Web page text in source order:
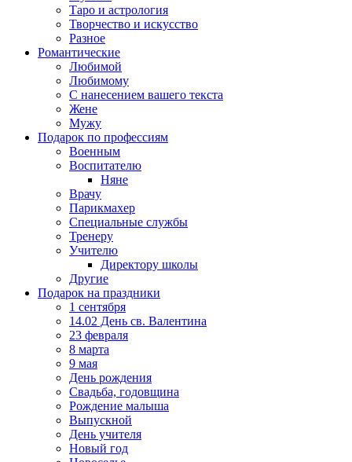
Таро и астрология
Творчество и искусство
Разное
Романтические
Любимой
Любимому
С нанесением вашего текста
Жене
Мужу
Подарок по профессиям
Военным
Воспитателю
Няне
Врачу
Парикмахер
Специальные службы
Тренеру
Учителю
Директору школы
Другие
Подарок на праздники
1 сентября
14.02 День св. Валентина
23 февраля
8 марта
9 мая
День рождения
Свадьба, годовщина
Рождение малыша
Выпускной
День учителя
Новый год